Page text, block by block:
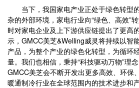
当下，我国家电产业正处于绿色转型
杂的外部环境，家电行业向“绿色、高效”
时对家电企业及上下游供应链提出了更高
示，GMCC美芝&Welling威灵将持续以智
产品，为整个产业的绿色化转型，为循环
量。我们也相信，秉持“科技驱动万物”理
GMCC美芝会不断开发出更多高效、环保
暖通制冷行业在全球范围内的技术进步和产